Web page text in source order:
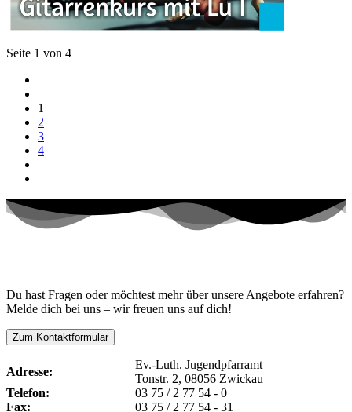
Seite 1 von 4
1
2
3
4
Du hast Fragen oder möchtest mehr über unsere Angebote erfahren?
Melde dich bei uns – wir freuen uns auf dich!
Zum Kontaktformular
Adresse:
Ev.-Luth. Jugendpfarramt
Tonstr. 2, 08056 Zwickau
Telefon:
03 75 / 2 77 54 - 0
Fax:
03 75 / 2 77 54 - 31